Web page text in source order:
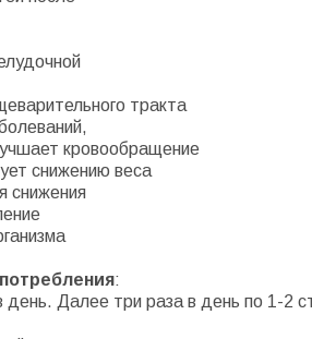
тракта
кровообращение
снижению веса
снижения
:
день. Далее три раза в день по 1-2